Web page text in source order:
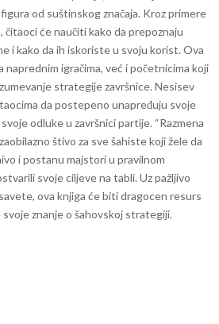
od suštinskog značaja. Kroz primere
čitaoci će naučiti kako da prepoznaju
i kako da ih iskoriste u svoju korist. Ova
naprednim igračima, već i početnicima koji
strategije završnice. Nesisev
da postepeno unapređuju svoje
odluke u završnici partije. “Razmena
štivo za sve šahiste koji žele da
i postanu majstori u pravilnom
svoje ciljeve na tabli. Uz pažljivo
ova knjiga će biti dragocen resurs
znanje o šahovskoj strategiji.